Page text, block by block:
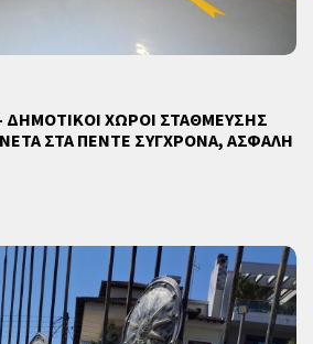
ΧΩΡΟΙ ΣΤΑΘΜΕΥΣΗΣ
ΣΤΑ ΠΕΝΤΕ ΣΥΓΧΡΟΝΑ, ΑΣΦΑΛΗ